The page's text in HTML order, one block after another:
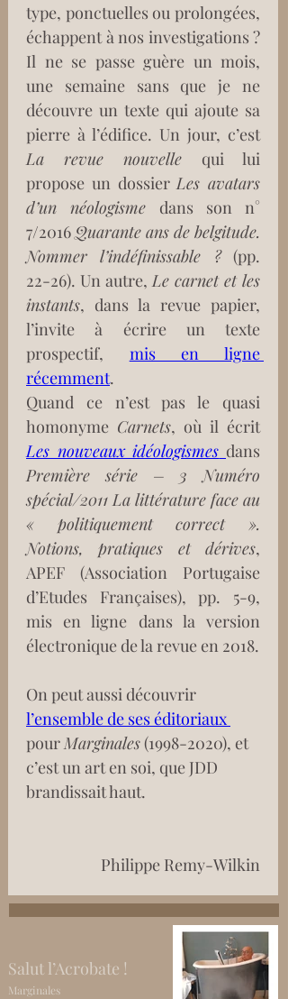
type, ponctuelles ou prolongées,
échappent à nos investigations ?
Il ne se passe guère un mois,
une semaine sans que je ne
découvre un texte qui ajoute sa
pierre à l’édifice. Un jour, c’est
La revue nouvelle qui lui
propose un dossier Les avatars
d’un néologisme dans son n°
7/2016 Quarante ans de belgitude.
Nommer l’indéfinissable ? (pp.
22-26). Un autre, Le carnet et les
instants, dans la revue papier,
l’invite à écrire un texte
prospectif, mis en ligne
récemment.
Quand ce n’est pas le quasi
homonyme Carnets
, où il écrit
Les nouveaux idéologismes
Première série – 3 Numéro
spécial/2011 La littérature face au
« politiquement correct ».
Notions, pratiques et dérives,
APEF (Association Portugaise
d’Etudes Françaises), pp. 5-9,
mis en ligne dans la version
électronique de la revue en 2018.
On peut aussi découvrir
l’ensemble de ses éditoriaux
pour Marginales (1998-2020), et
c’est un art en soi, que JDD
brandissait haut.
Philippe Remy-Wilkin
Salut l’Acrobate !
Marginales